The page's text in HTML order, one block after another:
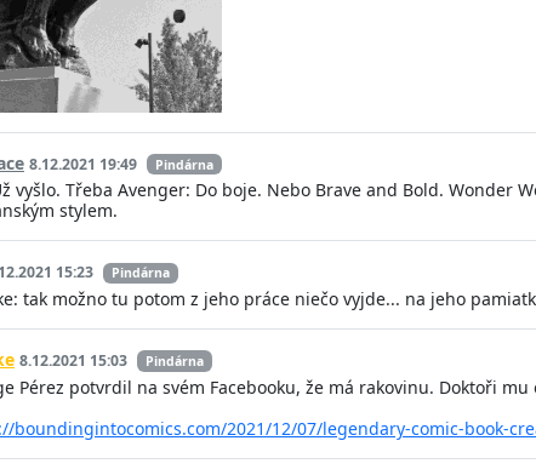
8.12.2021 19:49 Pindárna
vyšlo. Třeba Avenger: Do boje. Nebo Brave and Bold. Wonder
stylem.
15:23 Pindárna
tak možno tu potom z jeho práce niečo vyjde... na jeho
8.12.2021 15:03 Pindárna
Pérez potvrdil na svém Facebooku, že má rakovinu. Doktoři
boundingintocomics.com/2021/12/07/legendary-comic-book-